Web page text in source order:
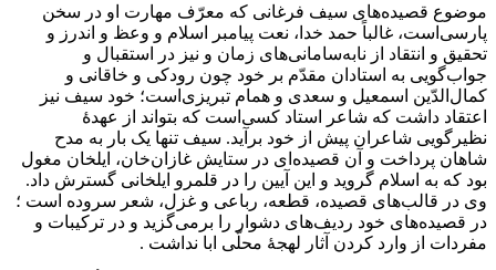
موضوع قصیده‌های سیف فرغانی که معرّف مهارت او در سخن
پارسی‌است، غالباً حمد خدا، نعت پیامبر اسلام و وعظ و اندرز و
تحقیق و انتقاد از نابه‌سامانی‌های زمان و نیز در استقبال و
جواب‌گویی به استادان مقدّم بر خود چون رودکی و خاقانی و
کمال‌الدّین اسمعیل و سعدی و همام تبریزی‌است؛ خود سیف نیز
اعتقاد داشت که شاعر استاد کسی‌است که بتواند از عهدهٔ
نظیرگویی شاعران پیش از خود برآید. سیف تنها یک بار به مدح
شاهان پرداخت و آن قصیده‌ای در ستایش غازان‌خان، ایلخان مغول
بود که به اسلام گروید و این آیین را در قلمرو ایلخانی گسترش داد.
وی در قالب‌های قصیده، قطعه، رباعی و غزل، شعر سروده است ؛
در قصیده‌های خود ردیف‌های دشوار را برمی‌گزید و در ترکیبات و
مفردات از وارد کردن آثار لهجهٔ محلّی ابا نداشت .